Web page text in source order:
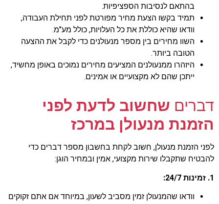
בהתאם לנסיבות הספציפיות.
תמיד בקשו הצעת מחיר מפורטת לפני תחילת העבודה,
וודאו שהיא כוללת את כל העלויות, כולל מע"מ.
השוו מחירים בין מספר מנעולנים כדי לקבל את ההצעה
הטובה ביותר.
היזהרו ממנעולנים המציעים מחירים נמוכים באופן מחשיד,
ייתכן שהם לא מקצועיים או אמינים.
דברים שחשוב לדעת לפני
הזמנת מנעולן במרכז
לפני הזמנת מנעולן, חשוב לקחת בחשבון מספר דברים כדי
להבטיח שתקבלו שירות מקצועי, אמין ובמחיר הוגן:
1. זמינות 24/7:
וודאו שהמנעולן זמין מסביב לשעון, במיוחד אם אתם זקוקים